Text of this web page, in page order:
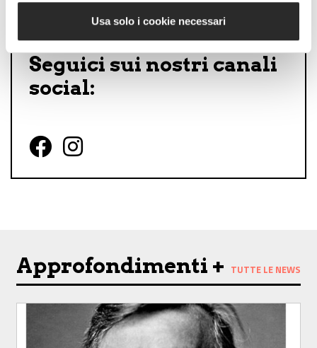
Usa solo i cookie necessari
Seguici sui nostri canali
social:
Follow us on Facebook
Follow us on Instagram
Approfondimenti + TUTTE LE NEWS